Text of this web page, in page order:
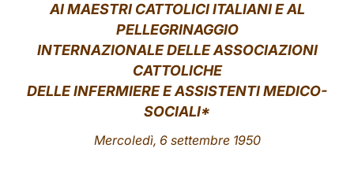
中文
AI MAESTRI CATTOLICI ITALIANI E AL
PELLEGRINAGGIO
INTERNAZIONALE DELLE ASSOCIAZIONI
CATTOLICHE
DELLE INFERMIERE E ASSISTENTI MEDICO-
SOCIALI*
Mercoledì, 6 settembre 1950